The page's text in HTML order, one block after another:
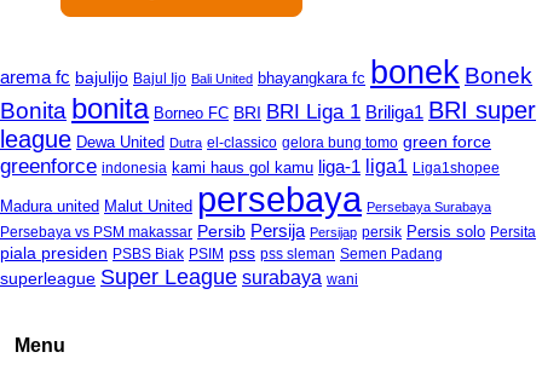
arema fc bajulijo Bajul Ijo Bali United bhayangkara fc bonek Bonek
Bonita bonita Borneo FC BRI BRI Liga 1 Briliga1 BRI super
league Dewa United Dutra el-classico gelora bung tomo green force
greenforce indonesia kami haus gol kamu liga-1 liga1 Liga1shopee
Madura united Malut United persebaya Persebaya Surabaya
Persebaya vs PSM makassar Persib Persija Persijap persik Persis solo Persita
piala presiden PSBS Biak PSIM pss pss sleman Semen Padang
superleague Super League surabaya wani
Menu